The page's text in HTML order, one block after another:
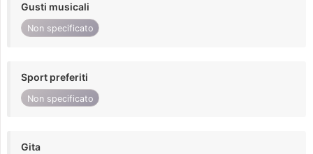
Gusti musicali
Non specificato
Sport preferiti
Non specificato
Gita